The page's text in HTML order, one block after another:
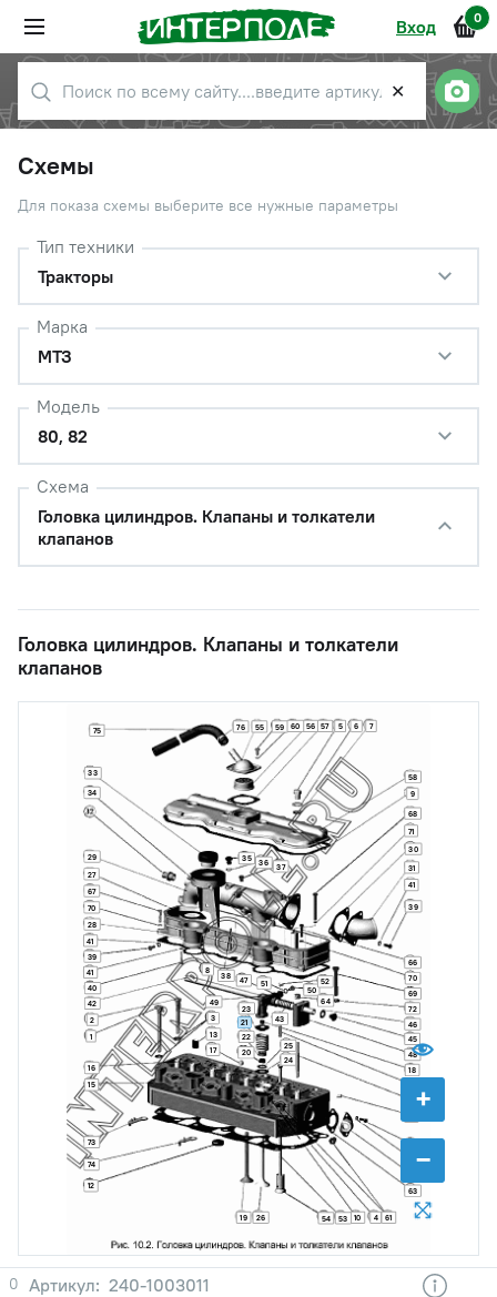
Вход 0
✕
Схемы
Для показа схемы выберите все нужные параметры
Тип техники
Тракторы
Марка
МТЗ
Модель
80, 82
Схема
Головка цилиндров. Клапаны и толкатели
клапанов
Головка цилиндров. Клапаны и толкатели
клапанов
+
−
1
2 3
4
5 6 7
8
9
10
12
13
15
16
17
18
19
20
21
22
23
24
25
26
27
28
29
30
31
33
34
35 36 37
38
39
39
40
41
41
41
42
43
45
46
47
48
49
50
51 52
53
54
55 56 57
58
59 60
61
63
64
66
67
68
69
70
70
70
71
72
73
74
75 76
0
240-1003011